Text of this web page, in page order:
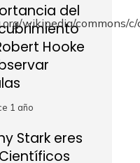
del
Hooke
1 año
Stark eres